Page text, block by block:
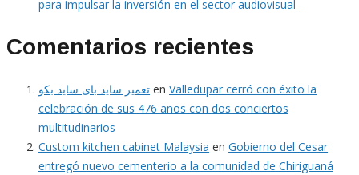
para impulsar la inversión en el sector audiovisual
Comentarios recientes
تعمیر ساید بای ساید بکو en Valledupar cerró con éxito la
celebración de sus 476 años con dos conciertos
multitudinarios
Custom kitchen cabinet Malaysia en Gobierno del Cesar
entregó nuevo cementerio a la comunidad de Chiriguaná